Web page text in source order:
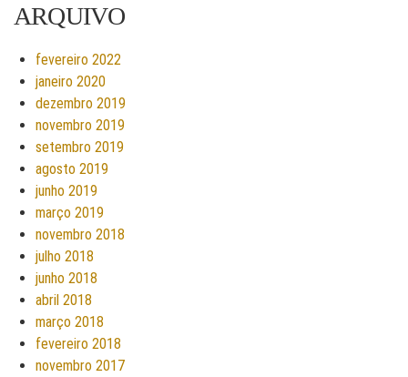
ARQUIVO
fevereiro 2022
janeiro 2020
dezembro 2019
novembro 2019
setembro 2019
agosto 2019
junho 2019
março 2019
novembro 2018
julho 2018
junho 2018
abril 2018
março 2018
fevereiro 2018
novembro 2017